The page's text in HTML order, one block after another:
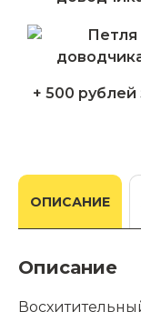
+ 500 рублей
ОПИСАНИЕ
Описание